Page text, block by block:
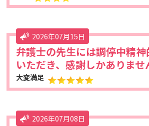
2026年07月15日
弁護士の先生には調停中精
いただき、感謝しかありませ
大変満足
2026年07月08日